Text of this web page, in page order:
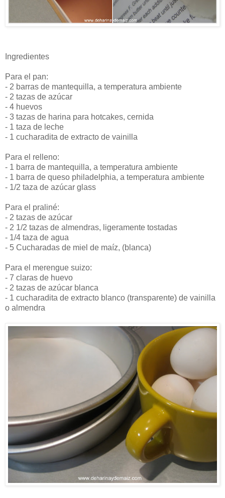
Ingredientes
Para el pan:
- 2 barras de mantequilla, a temperatura ambiente
- 2 tazas de azúcar
- 4 huevos
- 3 tazas de harina para hotcakes, cernida
- 1 taza de leche
- 1 cucharadita de extracto de vainilla
Para el relleno:
- 1 barra de mantequilla, a temperatura ambiente
- 1 barra de queso philadelphia, a temperatura ambiente
- 1/2 taza de azúcar glass
Para el praliné:
- 2 tazas de azúcar
- 2 1/2 tazas de almendras, ligeramente tostadas
- 1/4 taza de agua
- 5 Cucharadas de miel de maíz, (blanca)
Para el merengue suizo:
- 7 claras de huevo
- 2 tazas de azúcar blanca
- 1 cucharadita de extracto blanco (transparente) de vainilla
o almendra